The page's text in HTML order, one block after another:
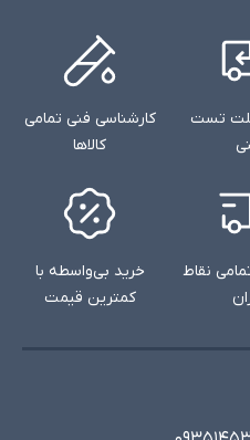
تست
کارشناسی فنی تمامی
کالاها
نقاط
خرید بی‌واسطه با
کمترین قیمت